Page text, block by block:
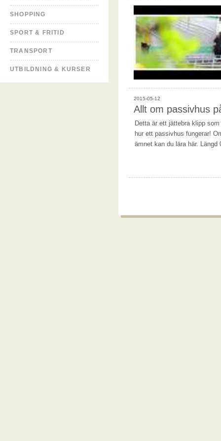
SHOPPING
SPORT & FRITID
TRANSPORT
UTBILDNING & KURSER
2015-05-12
Allt om passivhus
Detta är ett jättebra klipp
hur ett passivhus fungerar!
ämnet kan du lära här. Längd